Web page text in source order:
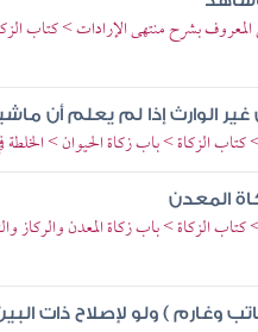
المعروف بشرح منتهى الإرادات > كتاب
الوارث إذا لم يعلم أن
كتاب الزكاة > باب زكاة الحيوان > الخلطة
المعدن
> كتاب الزكاة > باب زكاة المعدن
وغارم ) ولو لإصلاح ذات